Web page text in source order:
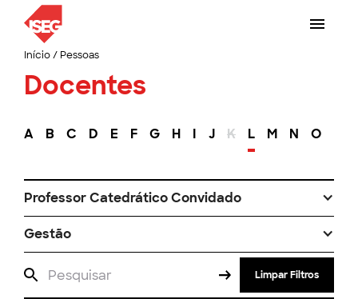
Início/ Pessoas
Docentes
A B C D E F G H I J K L M N O
Professor Catedrático Convidado
Gestão
Limpar Filtros